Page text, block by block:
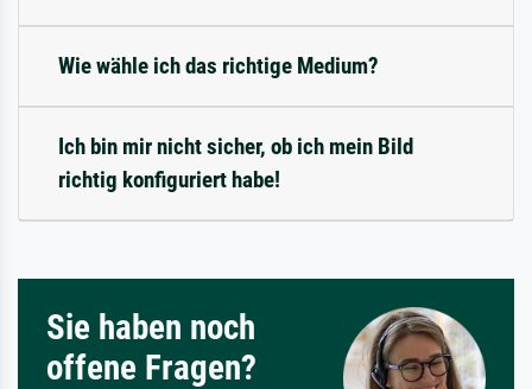
Wie wähle ich das richtige Medium?
Ich bin mir nicht sicher, ob ich mein Bild
richtig konfiguriert habe!
Sie haben noch
offene Fragen?